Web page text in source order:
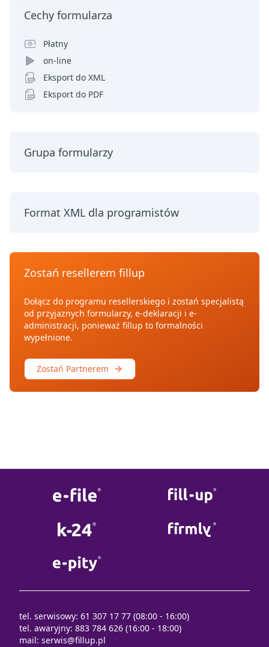
Cechy formularza
Płatny
on-line
Eksport do XML
Eksport do PDF
Grupa formularzy
Format XML dla programistów
Zostań resellerem fillup
Dołącz do programu resellerskiego i zostań specjalistą
od przyjaznych formularzy, e-deklaracji i e-
administracji, ponieważ fillup to formalności
wypełnione.
Zostań Partnerem
tel. serwisowy: 61 307 17 77 (08:00 - 16:00)
tel. awaryjny: 883 784 626 (16:00 - 18:00)
mail: serwis@fillup.pl